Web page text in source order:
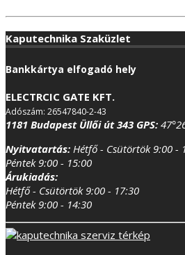
Kaputechnika Szaküzlet
Bankkártya elfogadó hely
ELECTRCIC GATE KFT.
Adószám: 26547840-2-43
1181 Budapest Üllői út 343 GPS:
Nyitvatartás: Hétfő - Csütörtök 9:00 -
Péntek 9:00 - 15:00
Árukiadás:
Hétfő - Csütörtök 9:00 - 17:30
Péntek 9:00 - 14:30